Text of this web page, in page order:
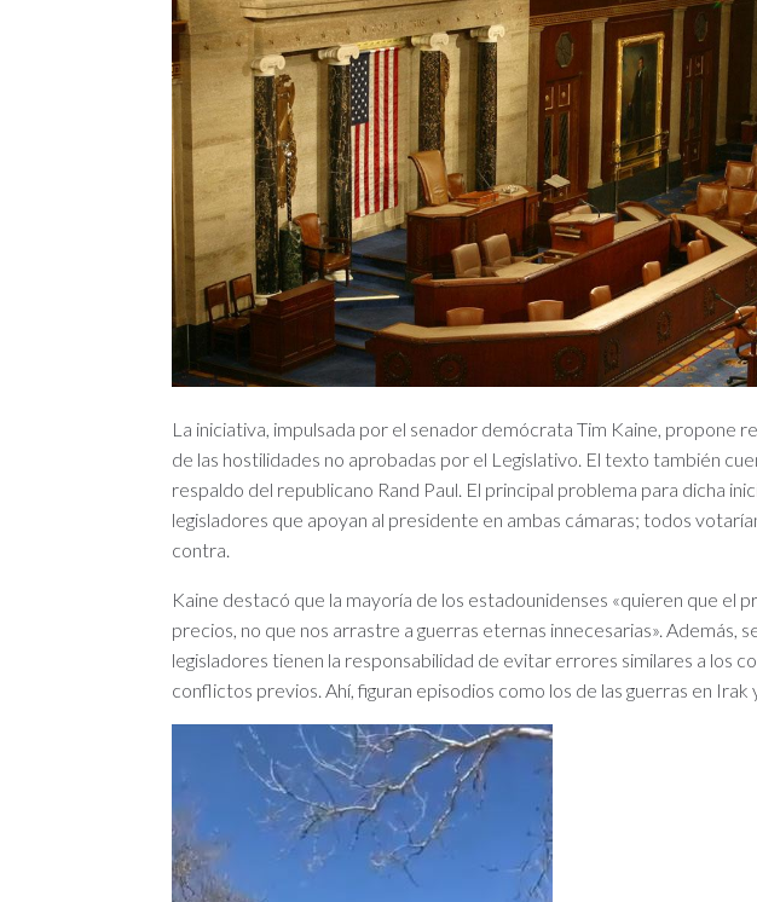
La iniciativa, impulsada por el senador demócrata Tim Kaine, propone
de las hostilidades no aprobadas por el Legislativo. El texto también
respaldo del republicano Rand Paul. El principal problema para dicha
legisladores que apoyan al presidente en ambas cámaras; todos
contra.
Kaine destacó que la mayoría de los estadounidenses «quieren que el
precios, no que nos arrastre a guerras eternas innecesarias». Además,
legisladores tienen la responsabilidad de evitar errores similares a los
conflictos previos. Ahí, figuran episodios como los de las guerras en Irak